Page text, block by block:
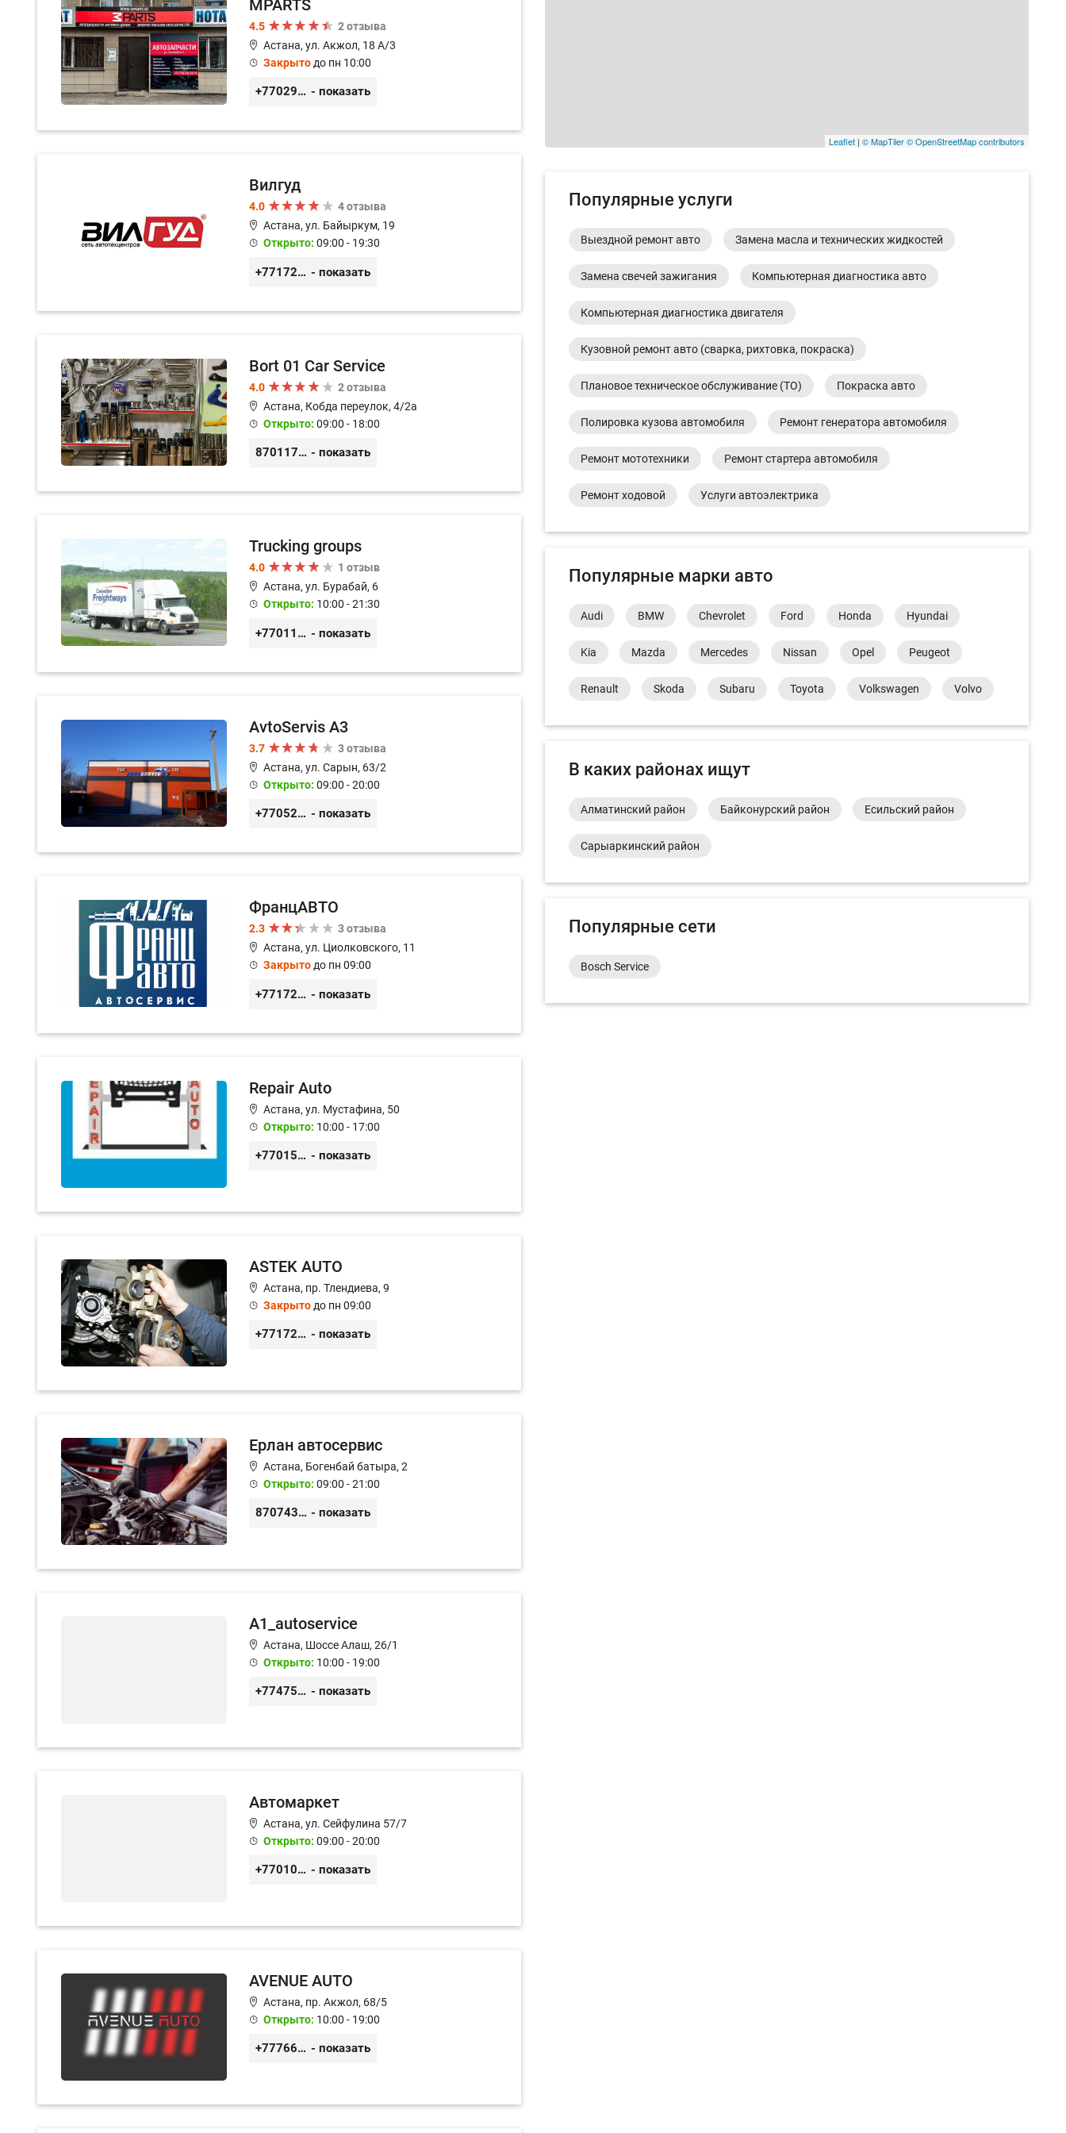
MPARTS
4.5
2 отзыва
Астана, ул. Акжол, 18 А/3
Закрытодо пн 10:00
+77029352979 - показать
Вилгуд
4.0
4 отзыва
Астана, ул. Байыркум, 19
Открыто: 09:00 - 19:30
+77172978380 - показать
Bort 01 Car Service
4.0
2 отзыва
Астана, Кобда переулок, 4/2а
Открыто: 09:00 - 18:00
87011754444 - показать
Trucking groups
4.0
1 отзыв
Астана, ул. Бурабай, 6
Открыто: 10:00 - 21:30
+77011245925 - показать
AvtoServis A3
3.7
3 отзыва
Астана, ул. Сарын, 63/2
Открыто: 09:00 - 20:00
+77052327760 - показать
ФранцАВТО
2.3
3 отзыва
Астана, ул. Циолковского, 11
Закрытодо пн 09:00
+77172541601 - показать
Repair Auto
Астана, ул. Мустафина, 50
Открыто: 10:00 - 17:00
+77015375738 - показать
ASTEK AUTO
Астана, пр. Тлендиева, 9
Закрытодо пн 09:00
+77172944444 - показать
Ерлан автосервис
Астана, Богенбай батыра, 2
Открыто: 09:00 - 21:00
87074312868 - показать
A1_autoservice
Астана, Шоссе Алаш, 26/1
Открыто: 10:00 - 19:00
+77475551113 - показать
Автомаркет
Астана, ул. Сейфулина 57/7
Открыто: 09:00 - 20:00
+77010626565 - показать
AVENUE AUTO
Астана, пр. Акжол, 68/5
Открыто: 10:00 - 19:00
+77766857788 - показать
Leaflet | © MapTiler© OpenStreetMap contributors
Популярные услуги
Выездной ремонт авто Замена масла и технических жидкостей
Замена свечей зажигания Компьютерная диагностика авто
Компьютерная диагностика двигателя
Кузовной ремонт авто (сварка, рихтовка, покраска)
Плановое техническое обслуживание (ТО) Покраска авто
Полировка кузова автомобиля Ремонт генератора автомобиля
Ремонт мототехники Ремонт стартера автомобиля
Ремонт ходовой Услуги автоэлектрика
Популярные марки авто
Audi BMW Chevrolet Ford Honda Hyundai
Kia Mazda Mercedes Nissan Opel Peugeot
Renault Skoda Subaru Toyota Volkswagen Volvo
В каких районах ищут
Алматинский район Байконурский район Есильский район
Сарыаркинский район
Популярные сети
Bosch Service